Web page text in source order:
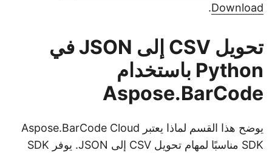
Download
.
تحويل CSV إلى JSON في
Python باستخدام
Aspose.BarCode
يوضح هذا القسم لماذا يعتبر Aspose.BarCode Cloud
SDK مناسبًا لمهام تحويل CSV إلى JSON. يوفر SDK